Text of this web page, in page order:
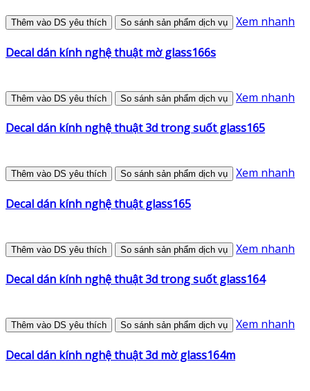
Thêm vào DS yêu thích So sánh sản phẩm dịch vụ Xem nhanh
Decal dán kính nghệ thuật mờ glass166s
Thêm vào DS yêu thích So sánh sản phẩm dịch vụ Xem nhanh
Decal dán kính nghệ thuật 3d trong suốt glass165
Thêm vào DS yêu thích So sánh sản phẩm dịch vụ Xem nhanh
Decal dán kính nghệ thuật glass165
Thêm vào DS yêu thích So sánh sản phẩm dịch vụ Xem nhanh
Decal dán kính nghệ thuật 3d trong suốt glass164
Thêm vào DS yêu thích So sánh sản phẩm dịch vụ Xem nhanh
Decal dán kính nghệ thuật 3d mờ glass164m